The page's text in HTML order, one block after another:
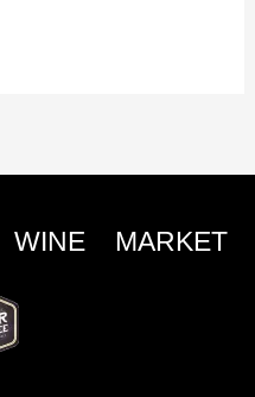
WINE MARKET